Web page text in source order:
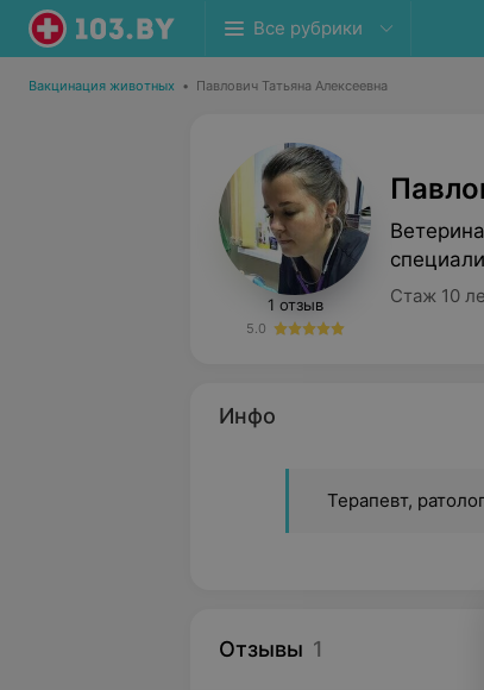
Все рубрики
Вакцинация животных • Павлович Татьяна Алексеевна
1 отзыв
5.0
Стаж 10
Инфо
Терапевт,
Отзывы 1